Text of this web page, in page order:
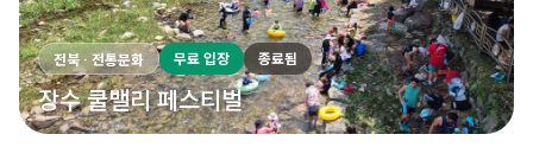
전북 · 전통문화 무료 입장 종료됨
장수 쿨밸리 페스티벌